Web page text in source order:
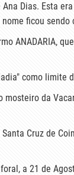
Dias. Esta
ficou
ANADARIA,
como limite
da
Cruz de
a 21 de